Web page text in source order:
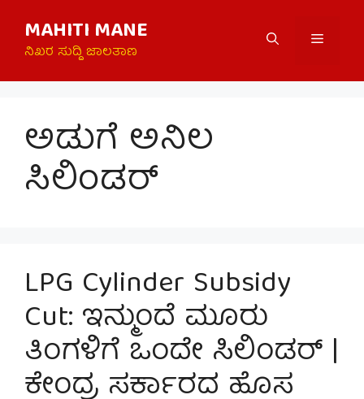
content
MAHITI MANE
ನಿಖರ ಸುದ್ದಿ ಜಾಲತಾಣ
Menu
ಅಡುಗೆ ಅನಿಲ
ಸಿಲಿಂಡರ್
LPG Cylinder Subsidy
Cut: ಇನ್ಮುಂದೆ ಮೂರು
ತಿಂಗಳಿಗೆ ಒಂದೇ ಸಿಲಿಂಡರ್ |
ಕೇಂದ್ರ ಸರ್ಕಾರದ ಹೊಸ